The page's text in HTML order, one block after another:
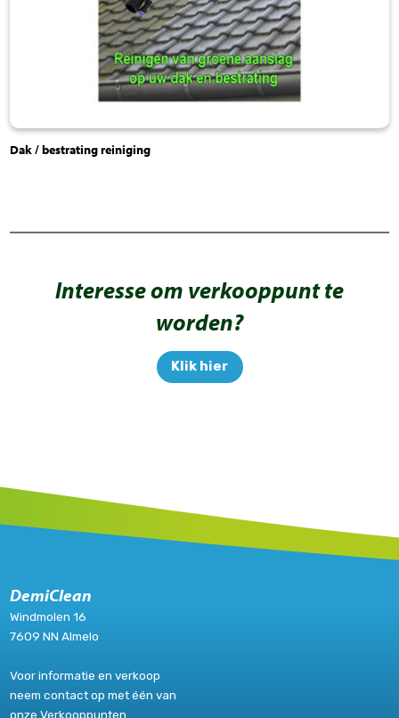
Dak / bestrating reiniging
Interesse om verkooppunt te
worden?
Klik hier
DemiClean
Windmolen 16
7609 NN Almelo
Voor informatie en verkoop
neem contact op met één van
onzeVerkooppunten